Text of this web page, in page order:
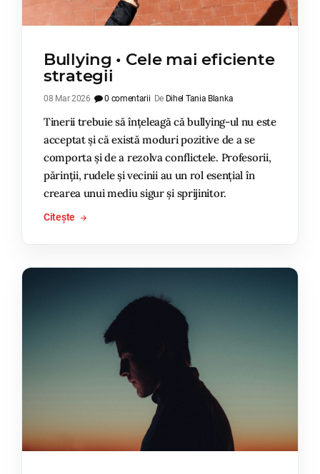
Bullying • Cele mai eficiente
strategii
08 Mar 2026 0 comentarii De Dihel Tania Blanka
Tinerii trebuie să înțeleagă că bullying-ul nu este
acceptat și că există moduri pozitive de a se
comporta și de a rezolva conflictele. Profesorii,
părinții, rudele și vecinii au un rol esențial în
crearea unui mediu sigur și sprijinitor.
Citește